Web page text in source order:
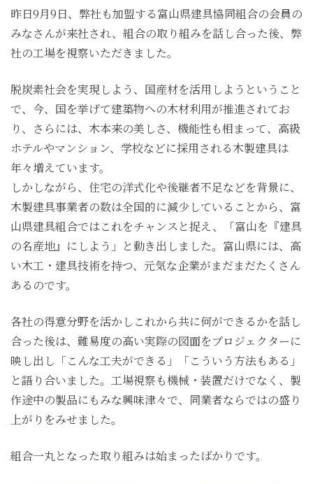
昨日9月9日、弊社も加盟する富山県建具協同組合の会員の
みなさんが来社され、組合の取り組みを話し合った後、弊
社の工場を視察いただきました。
脱炭素社会を実現しよう、国産材を活用しようということ
で、今、国を挙げて建築物への木材利用が推進されてお
り、さらには、木本来の美しさ、機能性も相まって、高級
ホテルやマンション、学校などに採用される木製建具は
年々増えています。
しかしながら、住宅の洋式化や後継者不足などを背景に、
木製建具事業者の数は全国的に減少していることから、富
山県建具組合ではこれをチャンスと捉え、「富山を『建具
の名産地』にしよう」と動き出しました。富山県には、高
い木工・建具技術を持つ、元気な企業がまだまだたくさん
あるのです。
各社の得意分野を活かしこれから共に何ができるかを話し
合った後は、難易度の高い実際の図面をプロジェクターに
映し出し「こんな工夫ができる」「こういう方法もある」
と語り合いました。工場視察も機械・装置だけでなく、製
作途中の製品にもみな興味津々で、同業者ならではの盛り
上がりをみせました。
組合一丸となった取り組みは始まったばかりです。